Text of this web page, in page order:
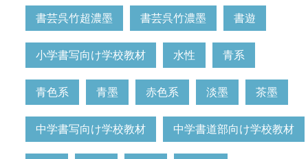
書芸呉竹超濃墨 書芸呉竹濃墨 書遊
小学書写向け学校教材 水性 青系
青色系 青墨 赤色系 淡墨 茶墨
中学書写向け学校教材 中学書道部向け学校教材